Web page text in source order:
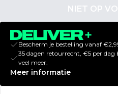
NIET OP
Bescherm je bestelling vanaf
35 dagen retourrecht, €5 per dag
veel meer.
Meer informatie